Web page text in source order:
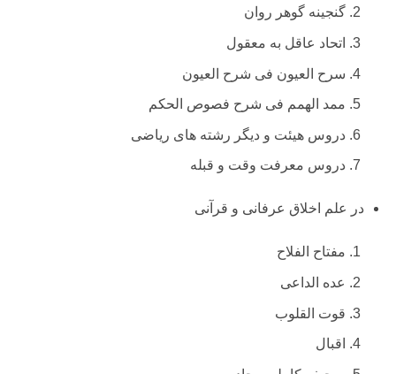
گنجینه گوهر روان
اتحاد عاقل به معقول
سرح العیون فی شرح العیون
ممد الهمم فی شرح فصوص الحکم
دروس هیئت و دیگر رشته های ریاضی
دروس معرفت وقت و قبله
در علم اخلاق عرفانی و قرآنی
مفتاح الفلاح
عده الداعی
قوت القلوب
اقبال